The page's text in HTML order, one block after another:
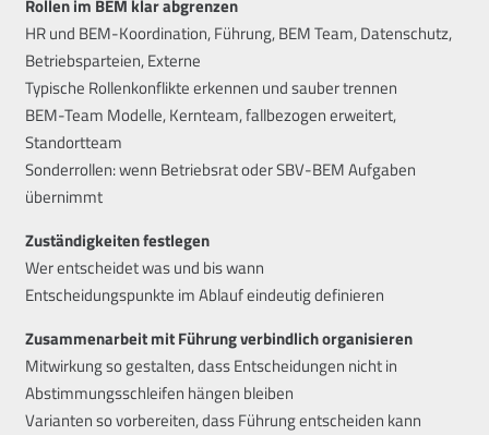
Rollen im BEM klar abgrenzen
HR und BEM-Koordination, Führung, BEM Team, Datenschutz,
Betriebsparteien, Externe
Typische Rollenkonflikte erkennen und sauber trennen
BEM-Team Modelle, Kernteam, fallbezogen erweitert,
Standortteam
Sonderrollen: wenn Betriebsrat oder SBV-BEM Aufgaben
übernimmt
Zuständigkeiten festlegen
Wer entscheidet was und bis wann
Entscheidungspunkte im Ablauf eindeutig definieren
Zusammenarbeit mit Führung verbindlich organisieren
Mitwirkung so gestalten, dass Entscheidungen nicht in
Abstimmungsschleifen hängen bleiben
Varianten so vorbereiten, dass Führung entscheiden kann